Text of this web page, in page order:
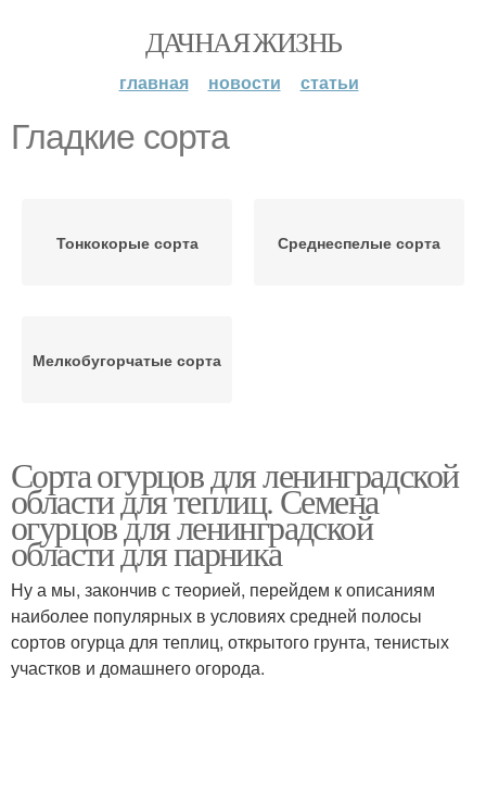
ДАЧНАЯ ЖИЗНЬ
главная новости статьи
Гладкие сорта
Тонкокорые сорта Среднеспелые сорта
Мелкобугорчатые сорта
Сорта огурцов для ленинградской
области для теплиц. Семена
огурцов для ленинградской
области для парника
Ну а мы, закончив с теорией, перейдем к описаниям
наиболее популярных в условиях средней полосы
сортов огурца для теплиц, открытого грунта, тенистых
участков и домашнего огорода.